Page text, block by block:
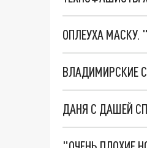
ОПЛЕУХА МАСКУ.
ДАНЯ С ДАШЕЙ